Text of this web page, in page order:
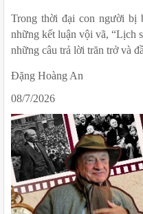
Trong thời đại con người bị
những kết luận vội vã, “Lịch
những câu trả lời trăn trở và
Đặng Hoàng An
08/7/2026